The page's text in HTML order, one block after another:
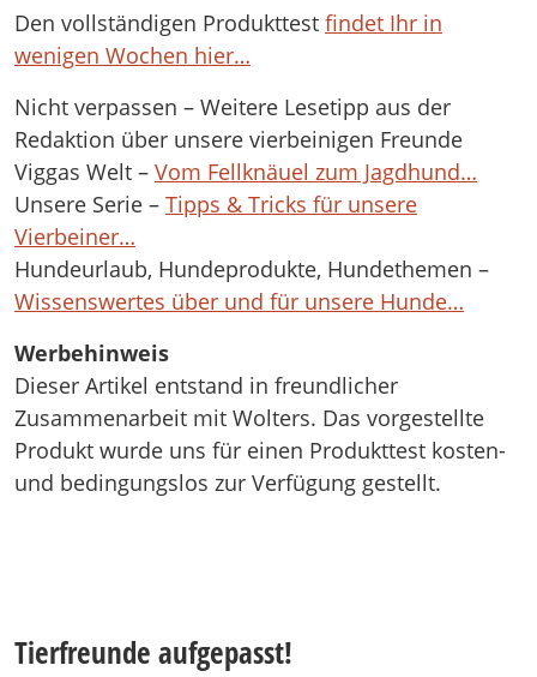
Den vollständigen Produkttest findet Ihr in
wenigen Wochen hier…
Nicht verpassen – Weitere Lesetipp aus der
Redaktion über unsere vierbeinigen Freunde
Viggas Welt – Vom Fellknäuel zum Jagdhund…
Unsere Serie – Tipps & Tricks für unsere
Vierbeiner…
Hundeurlaub, Hundeprodukte, Hundethemen –
Wissenswertes über und für unsere Hunde…
Werbehinweis
Dieser Artikel entstand in freundlicher
Zusammenarbeit mit Wolters. Das vorgestellte
Produkt wurde uns für einen Produkttest kosten-
und bedingungslos zur Verfügung gestellt.
Tierfreunde aufgepasst!